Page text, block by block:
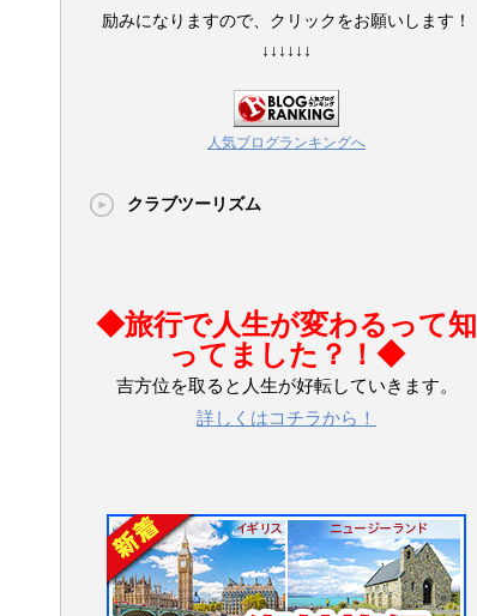
励みになりますので、クリックをお願いします！
↓↓↓↓↓↓
人気ブログランキングへ
クラブツーリズム
◆旅行で人生が変わるって知
ってました？！◆
吉方位を取ると人生が好転していきます。
詳しくはコチラから！